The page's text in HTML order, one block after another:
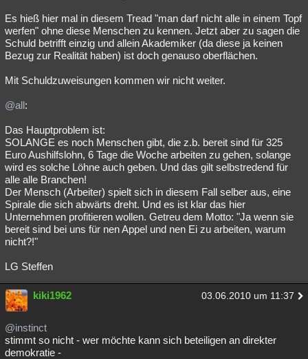
Es hieß hier mal in diesem Tread "man darf nicht alle in einem Topf
werfen" ohne diese Menschen zu kennen. Jetzt aber zu sagen die
Schuld betrifft einzig und allein Akademiker (da diese ja keinen
Bezug zur Realität haben) ist doch genauso oberflächen.
Mit Schuldzuweisungen kommen wir nicht weiter.
@all:
Das Hauptproblem ist:
SOLANGE es noch Menschen gibt, die z.b. bereit sind für 325
Euro Aushilfslohn, 6 Tage die Woche arbeiten zu gehen, solange
wird es solche Löhne auch geben. Und das gilt selbstredend für
alle alle Branchen!
Der Mensch (Arbeiter) spielt sich in diesem Fall selber aus, eine
Spirale die sich abwärts dreht. Und es ist klar das hier
Unternehmen profitieren wollen. Getreu dem Motto: "Ja wenn sie
bereit sind bei uns für nen Appel und nen Ei zu arbeiten, warum
nicht?!"
LG Steffen
kiki1962 03.06.2010 um 11:37
@instinct
stimmt so nicht - wer möchte kann sich beteiligen an direkter
demokratie -